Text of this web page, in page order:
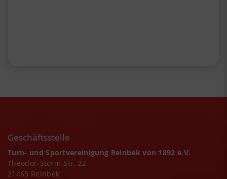
Geschäftsstelle
Turn- und Sportvereinigung Reinbek von 1892 e.V.
Theodor-Storm-Str. 22
21465 Reinbek